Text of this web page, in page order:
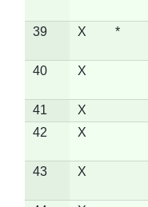
39 X *
40 X
41 X
42
X
43 X